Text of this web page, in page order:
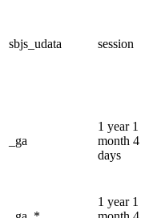
sbjs_udata session
_ga
1 year 1
month 4
days
1 year 1